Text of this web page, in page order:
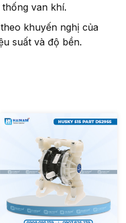
van khí.
khuyến nghị của
suất và độ bền.